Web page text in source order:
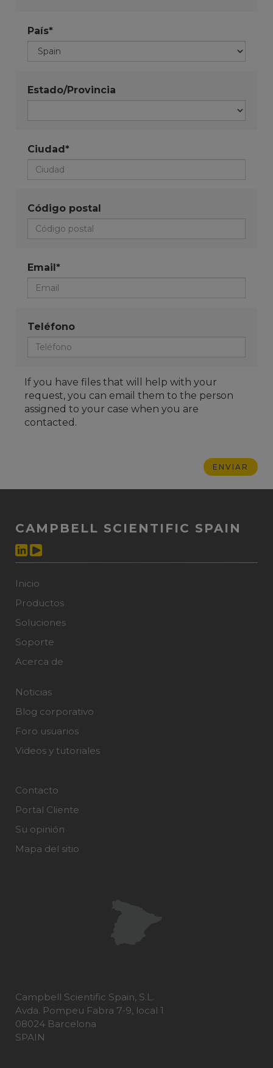
País*
Estado/Provincia
Ciudad*
Código postal
Email*
Teléfono
If you have files that will help with your
request, you can email them to the person
assigned to your case when you are
contacted.
CAMPBELL SCIENTIFIC SPAIN
Inicio
Productos
Soluciones
Soporte
Acerca de
Noticias
Blog corporativo
Foro usuarios
Videos y tutoriales
Contacto
Portal Cliente
Su opinión
Mapa del sitio
Campbell Scientific Spain, S.L.
Avda. Pompeu Fabra 7-9, local 1
08024 Barcelona
SPAIN